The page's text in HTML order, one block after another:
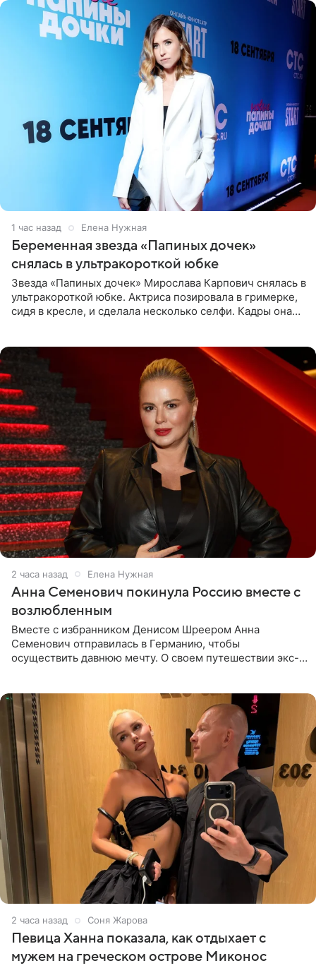
1 час назад Елена Нужная
Беременная звезда «Папиных дочек»
снялась в ультракороткой юбке
Звезда «Папиных дочек» Мирослава Карпович снялась в
ультракороткой юбке. Актриса позировала в гримерке,
сидя в кресле, и сделала несколько селфи. Кадры она
2 часа назад Елена Нужная
Анна Семенович покинула Россию вместе с
возлюбленным
Вместе с избранником Денисом Шреером Анна
Семенович отправилась в Германию, чтобы
осуществить давнюю мечту. О своем путешествии экс-
2 часа назад Соня Жарова
Певица Ханна показала, как отдыхает с
мужем на греческом острове Миконос